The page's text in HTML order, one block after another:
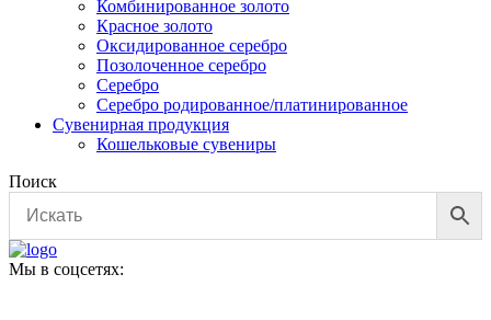
Комбинированное золото
Красное золото
Оксидированное серебро
Позолоченное серебро
Серебро
Серебро родированное/платинированное
Сувенирная продукция
Кошельковые сувениры
Поиск
Мы в соцсетях: